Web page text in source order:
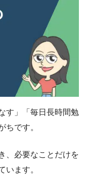
す」「毎日長時間勉
ちです。
、必要なことだけを
います。